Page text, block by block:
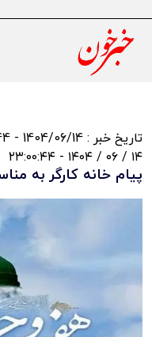
تاریخ خبر : 1404/06/14 - 22:48:44
۱۴ / ۰۶ / ۱۴۰۴ - ۲۳:۰۰:۴۴
پیام خانه کارگر به